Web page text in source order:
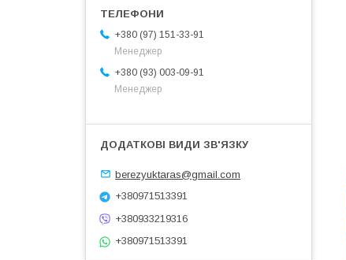
+380 (97) 151-33-91
Менеджер
+380 (93) 003-09-91
Менеджер
berezyuktaras@gmail.com
+380971513391
+380933219316
+380971513391